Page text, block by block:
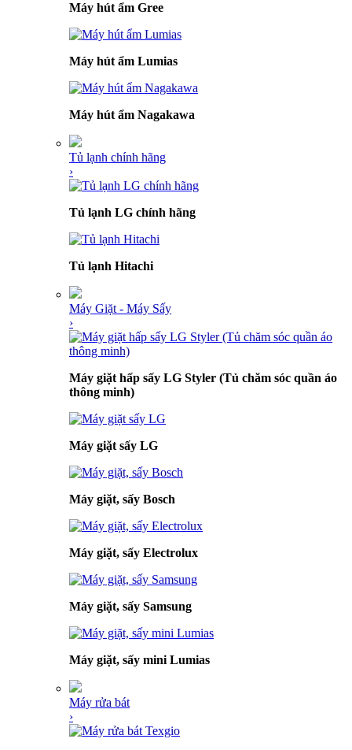
Máy hút ẩm Gree
Máy hút ẩm Lumias
Máy hút ẩm Nagakawa
Tủ lạnh chính hãng
›
Tủ lạnh LG chính hãng
Tủ lạnh Hitachi
Máy Giặt - Máy Sấy
›
Máy giặt hấp sấy LG Styler (Tủ chăm sóc quần áo
thông minh)
Máy giặt sấy LG
Máy giặt, sấy Bosch
Máy giặt, sấy Electrolux
Máy giặt, sấy Samsung
Máy giặt, sấy mini Lumias
Máy rửa bát
›